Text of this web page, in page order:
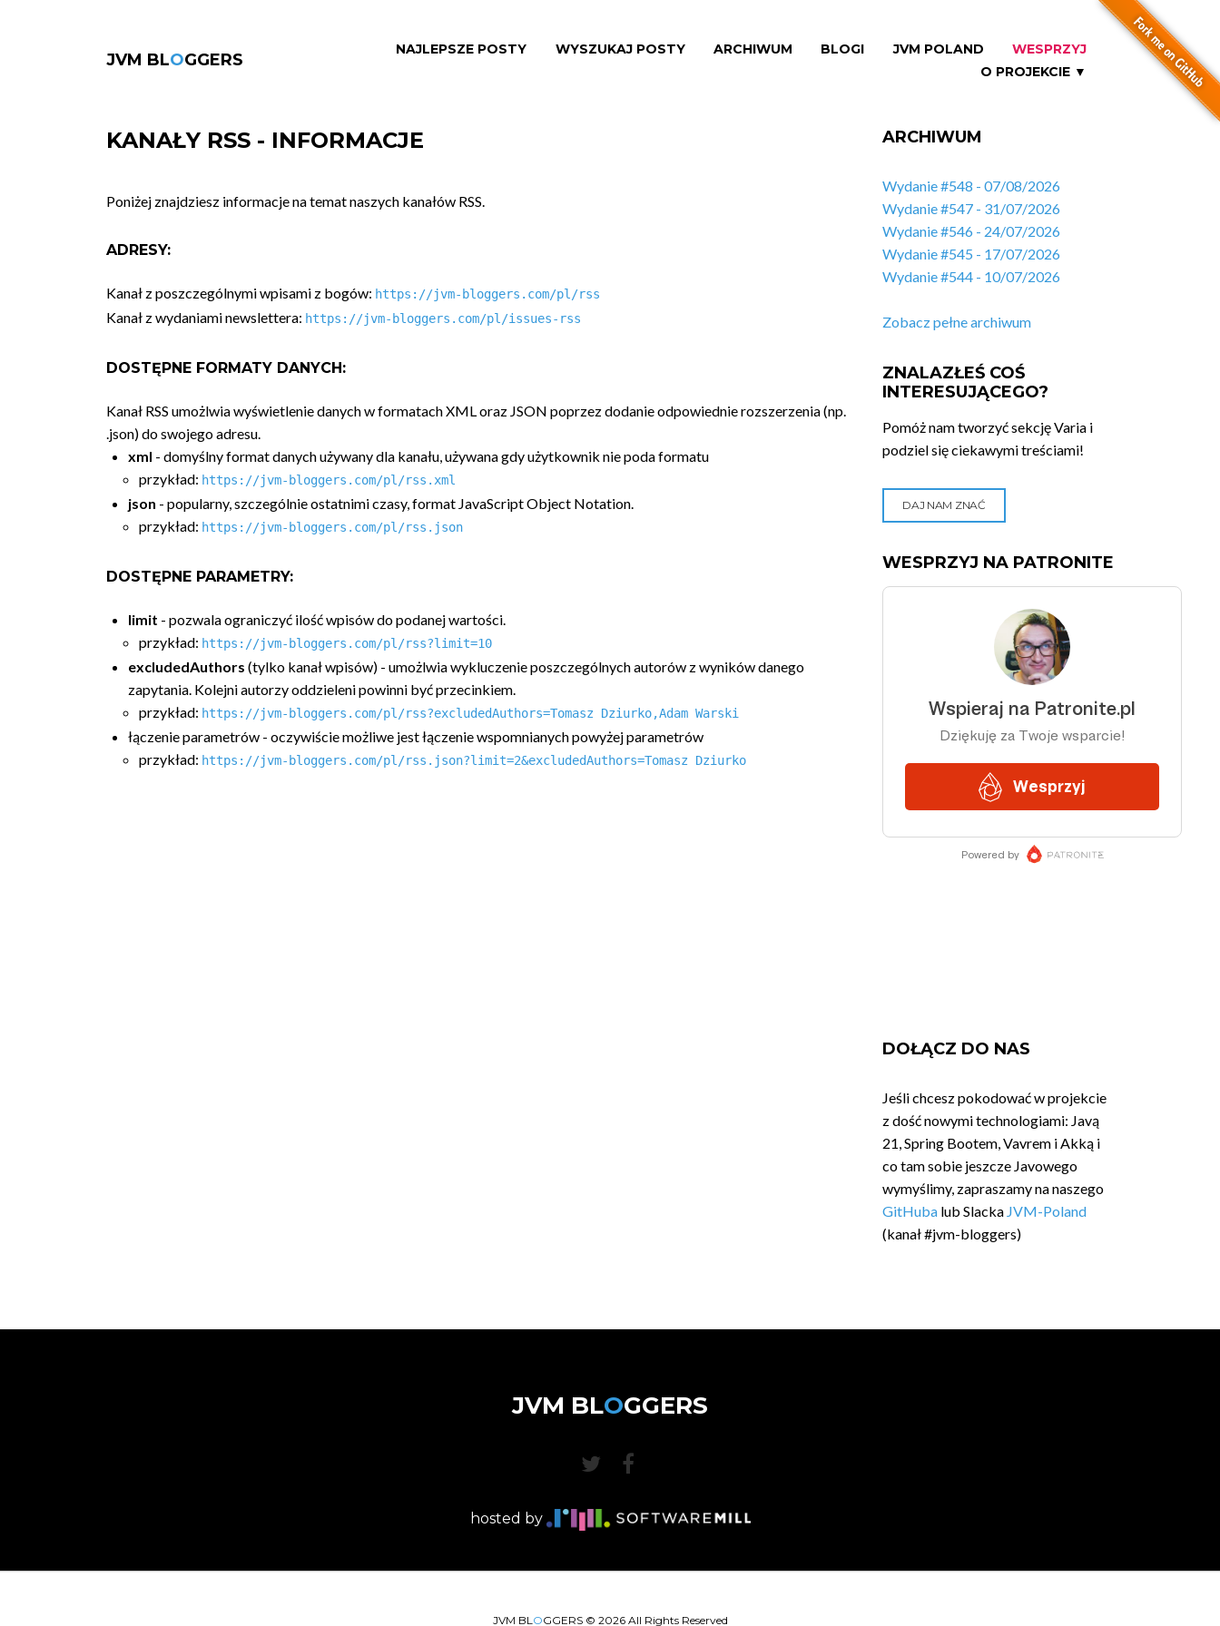
JVM BLOGGERS
NAJLEPSZE POSTY WYSZUKAJ POSTY ARCHIWUM BLOGI JVM POLAND
WESPRZYJ
O PROJEKCIE ▼
KANAŁY RSS - INFORMACJE
Poniżej znajdziesz informacje na temat naszych kanałów RSS.
ADRESY:
Kanał z poszczególnymi wpisami z bogów: https://jvm-bloggers.com/pl/rss
Kanał z wydaniami newslettera: https://jvm-bloggers.com/pl/issues-rss
DOSTĘPNE FORMATY DANYCH:
Kanał RSS umożlwia wyświetlenie danych w formatach XML oraz JSON poprzez dodanie odpowiednie rozszerzenia (np.
.json) do swojego adresu.
xml - domyślny format danych używany dla kanału, używana gdy użytkownik nie poda formatu
przykład: https://jvm-bloggers.com/pl/rss.xml
json - popularny, szczególnie ostatnimi czasy, format JavaScript Object Notation.
przykład: https://jvm-bloggers.com/pl/rss.json
DOSTĘPNE PARAMETRY:
limit - pozwala ograniczyć ilość wpisów do podanej wartości.
przykład: https://jvm-bloggers.com/pl/rss?limit=10
excludedAuthors (tylko kanał wpisów) - umożlwia wykluczenie poszczególnych autorów z wyników danego
zapytania. Kolejni autorzy oddzieleni powinni być przecinkiem.
przykład: https://jvm-bloggers.com/pl/rss?excludedAuthors=Tomasz Dziurko,Adam Warski
łączenie parametrów - oczywiście możliwe jest łączenie wspomnianych powyżej parametrów
przykład: https://jvm-bloggers.com/pl/rss.json?limit=2&excludedAuthors=Tomasz Dziurko
ARCHIWUM
Wydanie #548 - 07/08/2026
Wydanie #547 - 31/07/2026
Wydanie #546 - 24/07/2026
Wydanie #545 - 17/07/2026
Wydanie #544 - 10/07/2026
Zobacz pełne archiwum
ZNALAZŁEŚ COŚ
INTERESUJĄCEGO?
Pomóż nam tworzyć sekcję Varia i
podziel się ciekawymi treściami!
DAJ NAM ZNAĆ
WESPRZYJ NA PATRONITE
DOŁĄCZ DO NAS
Jeśli chcesz pokodować w projekcie
z dość nowymi technologiami: Javą
21, Spring Bootem, Vavrem i Akką i
co tam sobie jeszcze Javowego
wymyślimy, zapraszamy na naszego
GitHuba lub Slacka JVM-Poland
(kanał #jvm-bloggers)
JVM BLOGGERS
hosted by
JVM BLOGGERS © 2026All Rights Reserved